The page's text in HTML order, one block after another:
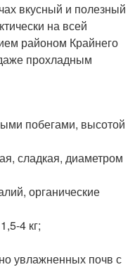
вкусный и полезный
на всей
районом Крайнего
прохладным
побегами, высотой
сладкая, диаметром
органические
4 кг;
увлажненных почв с